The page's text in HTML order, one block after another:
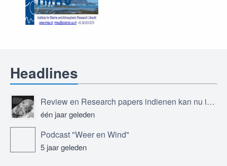
Headlines
Review en Research papers indienen kan nu in Journal of the European Meteorological Society
één jaar geleden
Podcast "Weer en Wind"
5 jaar geleden